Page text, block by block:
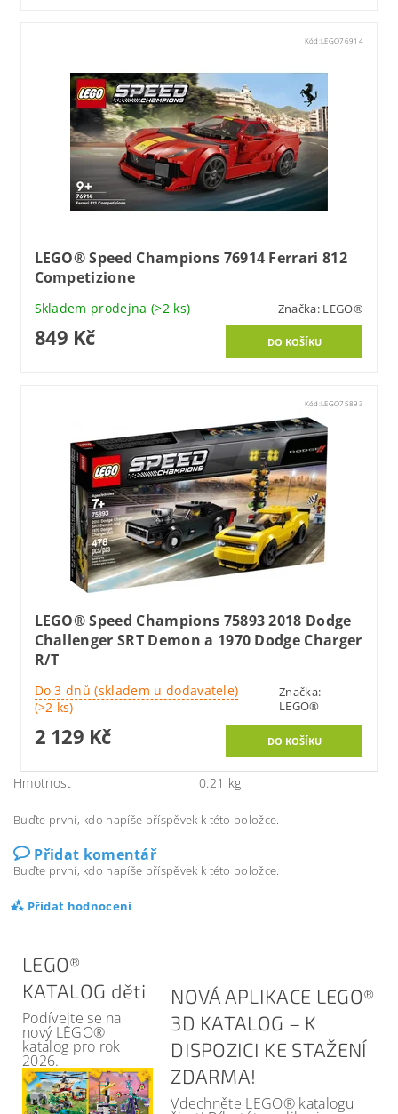
Kód:LEGO76914
LEGO® Speed Champions 76914 Ferrari 812
Competizione
Skladem prodejna (>2 ks) Značka: LEGO®
849 Kč
Kód:LEGO75893
LEGO® Speed Champions 75893 2018 Dodge
Challenger SRT Demon a 1970 Dodge Charger
R/T
Do 3 dnů (skladem u dodavatele)
(>2 ks)
Značka:
LEGO®
2 129 Kč
Hmotnost 0.21 kg
Buďte první, kdo napíše příspěvek k této položce.
Přidat komentář
Buďte první, kdo napíše příspěvek k této položce.
Přidat hodnocení
LEGO®
KATALOG děti
Podívejte se na
nový LEGO®
katalog pro rok
2026.
NOVÁ APLIKACE LEGO®
3D KATALOG – K
DISPOZICI KE STAŽENÍ
ZDARMA!
Vdechněte LEGO® katalogu